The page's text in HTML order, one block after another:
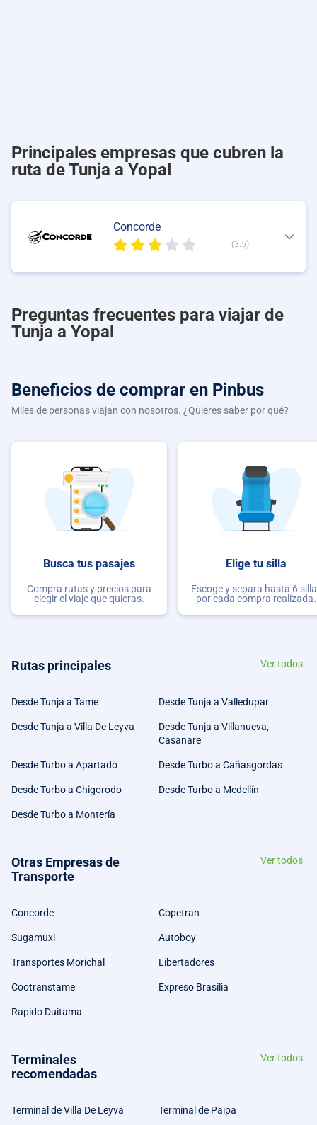
Principales empresas que cubren la
ruta de Tunja a Yopal
Concorde
(3.5)
Preguntas frecuentes para viajar de
Tunja a Yopal
Beneficios de comprar en Pinbus
Miles de personas viajan con nosotros. ¿Quieres saber por qué?
Busca tus pasajes
Compra rutas y precios para
elegir el viaje que quieras.
Elige tu silla
Escoge y separa hasta 6
por cada compra realizada.
Rutas principales Ver todos
Desde Tunja a Tame Desde Tunja a Valledupar
Desde Tunja a Villa De Leyva
Desde Tunja a Villanueva,
Casanare
Desde Turbo a Apartadó Desde Turbo a Cañasgordas
Desde Turbo a Chigorodo Desde Turbo a Medellín
Desde Turbo a Montería
Otras Empresas de
Transporte
Ver todos
Concorde Copetran
Sugamuxi Autoboy
Transportes Morichal Libertadores
Cootranstame Expreso Brasilia
Rapido Duitama
Terminales
recomendadas
Ver todos
Terminal de Villa De Leyva Terminal de Paipa